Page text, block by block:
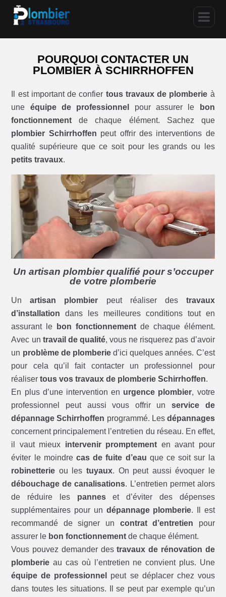
POURQUOI CONTACTER UN
PLOMBIER À SCHIRRHOFFEN
Il est important de confier tous travaux de plomberie à
une équipe de professionnel pour assurer le
bon
fonctionnement de chaque élément. Sachez que
plombier Schirrhoffen peut offrir des interventions de
qualité supérieure que ce soit pour les grands ou les
petits travaux.
Un artisan plombier qualifié pour s’occuper
de votre plomberie
Unartisan plombier peut réaliser des travaux
d’installation dans les meilleures conditions tout en
assurant le
bon fonctionnement de chaque élément.
Avec un travail de qualité, vous ne risquerez pas d’avoir
un problème de plomberied’ici quelques années. C’est
pour cela qu’il fait contacter un professionnel pour
réalisertous vos travaux de plomberie Schirrhoffen.
En plus d’une intervention en urgence plombier, votre
professionnel peut aussi vous offrir un service de
dépannage Schirrhoffen programmé. Les dépannages
concernent principalement l’entretien du réseau. En effet,
il vaut mieux intervenir promptement en avant pour
éviter le moindrecas de fuite d’eau que ce soit sur la
robinetterie ou les tuyaux. On peut aussi évoquer le
débouchage de canalisations. L’entretien permet alors
de réduire les panneset d’éviter des dépenses
supplémentaires pour un dépannage plomberie. Il est
recommandé de signer un contrat d’entretien pour
assurer le bon fonctionnement de chaque élément.
Vous pouvez demander destravaux de rénovation de
plomberie au cas où l’entretien ne convient plus. Une
équipe de professionnel
peut se déplacer chez vous
dans toutes les situations. Il se peut par exemple qu’un